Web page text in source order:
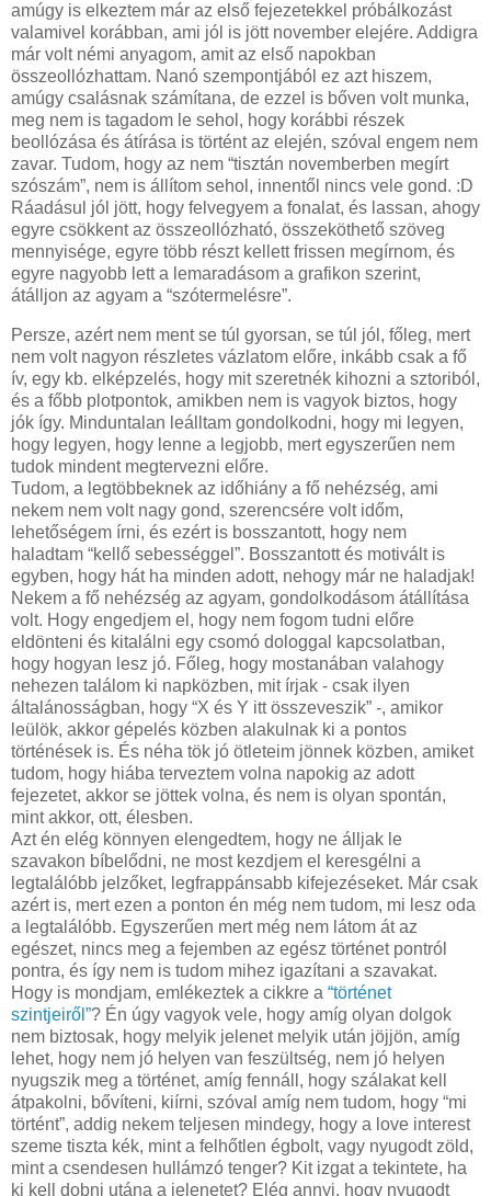
amúgy is elkeztem már az első fejezetekkel próbálkozást
valamivel korábban, ami jól is jött november elejére. Addigra
már volt némi anyagom, amit az első napokban
összeollózhattam. Nanó szempontjából ez azt hiszem,
amúgy csalásnak számítana, de ezzel is bőven volt munka,
meg nem is tagadom le sehol, hogy korábbi részek
beollózása és átírása is történt az elején, szóval engem nem
zavar. Tudom, hogy az nem “tisztán novemberben megírt
szószám”, nem is állítom sehol, innentől nincs vele gond. :D
Ráadásul jól jött, hogy felvegyem a fonalat, és lassan, ahogy
egyre csökkent az összeollózható, összeköthető szöveg
mennyisége, egyre több részt kellett frissen megírnom, és
egyre nagyobb lett a lemaradásom a grafikon szerint,
átálljon az agyam a “szótermelésre”.
Persze, azért nem ment se túl gyorsan, se túl jól, főleg, mert
nem volt nagyon részletes vázlatom előre, inkább csak a fő
ív, egy kb. elképzelés, hogy mit szeretnék kihozni a sztoriból,
és a főbb plotpontok, amikben nem is vagyok biztos, hogy
jók így. Minduntalan leálltam gondolkodni, hogy mi legyen,
hogy legyen, hogy lenne a legjobb, mert egyszerűen nem
tudok mindent megtervezni előre.
Tudom, a legtöbbeknek az időhiány a fő nehézség, ami
nekem nem volt nagy gond, szerencsére volt időm,
lehetőségem írni, és ezért is bosszantott, hogy nem
haladtam “kellő sebességgel”. Bosszantott és motivált is
egyben, hogy hát ha minden adott, nehogy már ne haladjak!
Nekem a fő nehézség az agyam, gondolkodásom átállítása
volt. Hogy engedjem el, hogy nem fogom tudni előre
eldönteni és kitalálni egy csomó dologgal kapcsolatban,
hogy hogyan lesz jó. Főleg, hogy mostanában valahogy
nehezen találom ki napközben, mit írjak - csak ilyen
általánosságban, hogy “X és Y itt összeveszik” -, amikor
leülök, akkor gépelés közben alakulnak ki a pontos
történések is. És néha tök jó ötleteim jönnek közben, amiket
tudom, hogy hiába terveztem volna napokig az adott
fejezetet, akkor se jöttek volna, és nem is olyan spontán,
mint akkor, ott, élesben.
Azt én elég könnyen elengedtem, hogy ne álljak le
szavakon bíbelődni, ne most kezdjem el keresgélni a
legtalálóbb jelzőket, legfrappánsabb kifejezéseket. Már csak
azért is, mert ezen a ponton én még nem tudom, mi lesz oda
a legtalálóbb. Egyszerűen mert még nem látom át az
egészet, nincs meg a fejemben az egész történet pontról
pontra, és így nem is tudom mihez igazítani a szavakat.
Hogy is mondjam, emlékeztek a cikkre a “történet
szintjeiről”? Én úgy vagyok vele, hogy amíg olyan dolgok
nem biztosak, hogy melyik jelenet melyik után jöjjön, amíg
lehet, hogy nem jó helyen van feszültség, nem jó helyen
nyugszik meg a történet, amíg fennáll, hogy szálakat kell
átpakolni, bővíteni, kiírni, szóval amíg nem tudom, hogy “mi
történt”, addig nekem teljesen mindegy, hogy a love interest
szeme tiszta kék, mint a felhőtlen égbolt, vagy nyugodt zöld,
mint a csendesen hullámzó tenger? Kit izgat a tekintete, ha
ki kell dobni utána a jelenetet? Elég annyi, hogy nyugodt